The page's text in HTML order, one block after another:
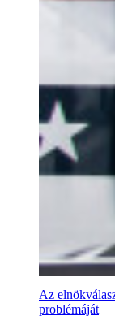
Az
problémáját